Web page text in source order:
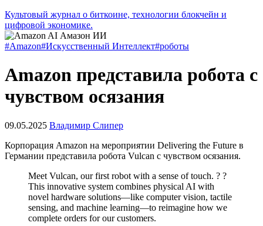
Культовый журнал о биткоине, технологии блокчейн и
цифровой экономике.
#Amazon#Искусственный Интеллект#роботы
Amazon представила робота с
чувством осязания
09.05.2025 Владимир Слипер
Корпорация Amazon на мероприятии Delivering the Future в
Германии представила робота Vulcan с чувством осязания.
Meet Vulcan, our first robot with a sense of touch. ? ?️
This innovative system combines physical AI with
novel hardware solutions—like computer vision, tactile
sensing, and machine learning—to reimagine how we
complete orders for our customers.